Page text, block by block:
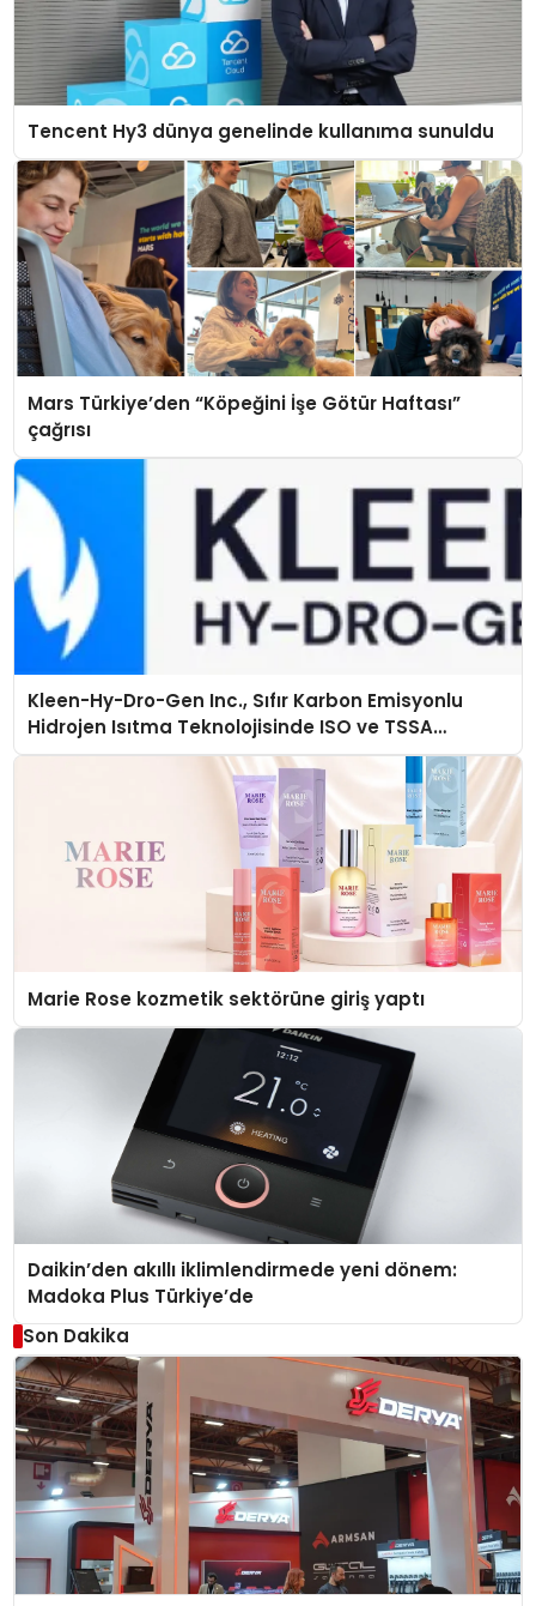
Tencent Hy3 dünya genelinde kullanıma sunuldu
Mars Türkiye’den “Köpeğini İşe Götür Haftası”
çağrısı
Kleen-Hy-Dro-Gen Inc., Sıfır Karbon Emisyonlu
Hidrojen Isıtma Teknolojisinde ISO ve TSSA
Düzenleyici Onaylarını Aldı
Marie Rose kozmetik sektörüne giriş yaptı
Daikin’den akıllı iklimlendirmede yeni dönem:
Madoka Plus Türkiye’de
Son Dakika